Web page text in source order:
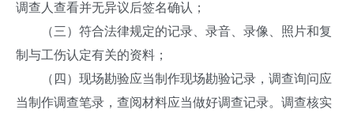
调查人查看并无异议后签名确认；
（三）符合法律规定的记录、录音、录像、照片和复
制与工伤认定有关的资料；
（四）现场勘验应当制作现场勘验记录，调查询问应
当制作调查笔录，查阅材料应当做好调查记录。调查核实